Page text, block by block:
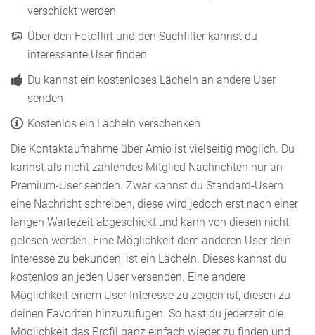
verschickt werden
Über den Fotoflirt und den Suchfilter kannst du
interessante User finden
Du kannst ein kostenloses Lächeln an andere User
senden
Kostenlos ein Lächeln verschenken
Die Kontaktaufnahme über Amio ist vielseitig möglich. Du
kannst als nicht zahlendes Mitglied Nachrichten nur an
Premium-User senden. Zwar kannst du Standard-Usern
eine Nachricht schreiben, diese wird jedoch erst nach einer
langen Wartezeit abgeschickt und kann von diesen nicht
gelesen werden. Eine Möglichkeit dem anderen User dein
Interesse zu bekunden, ist ein Lächeln. Dieses kannst du
kostenlos an jeden User versenden. Eine andere
Möglichkeit einem User Interesse zu zeigen ist, diesen zu
deinen Favoriten hinzuzufügen. So hast du jederzeit die
Möglichkeit das Profil ganz einfach wieder zu finden und